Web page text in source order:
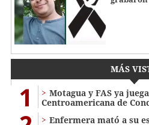
MÁS
1
Motagua y FAS ya
Centroamericana de
Enfermera mató a su